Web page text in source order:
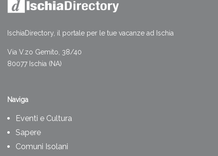
IschiaDirectory, il portale per le tue vacanze ad Ischia
Via V.zo Gemito, 38/40
80077 Ischia (NA)
Naviga
Eventi e Cultura
Sapere
Comuni Isolani